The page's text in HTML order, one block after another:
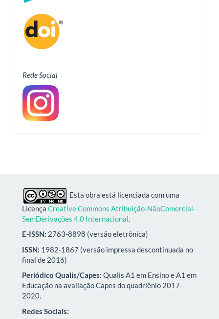
Rede Social
Esta obra está licenciada com uma
Licença Creative Commons Atribuição-NãoComercial-
SemDerivações 4.0 Internacional
E-ISSN: 2763-8898 (versão eletrônica)
ISSN: 1982-1867 (versão impressa descontinuada no
final de 2016)
Periódico Qualis/Capes: Qualis A1 em Ensino e A1 em
Educação na avaliação Capes do quadriênio 2017-
2020.
Redes Sociais: